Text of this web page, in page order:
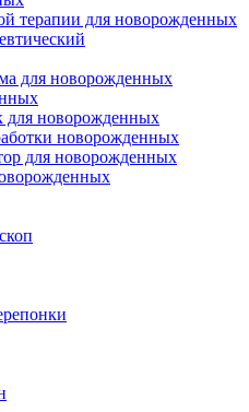
терапии для новорожденных
для новорожденных
для новорожденных
новорожденных
для новорожденных